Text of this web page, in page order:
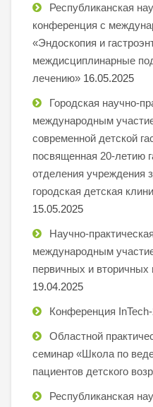
Республиканская
конференция с
«Эндоскопия и
междисциплинарные
лечению» 16.05.2025
Городская научно-
международным
современной детской
посвященная 20-летию
отделения учреждения
городская детская
15.05.2025
Научно-
международным
первичных и
19.04.2025
Конференция
Областной
семинар «Школа по
пациентов детского
Республиканская